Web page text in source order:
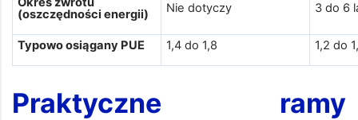
(oszczędności energii)
Nie dotyczy 3 do 6
Typowo osiągany PUE 1,4 do 1,8 1,2 do
Praktyczne ramy